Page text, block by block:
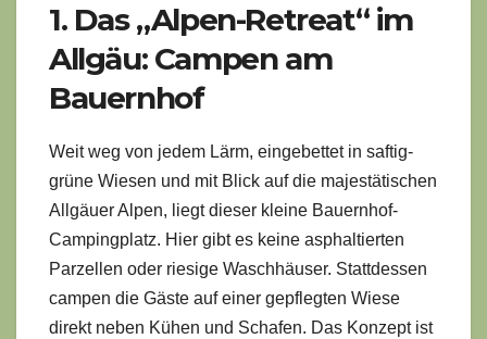
1. Das „Alpen-Retreat“ im
Allgäu: Campen am
Bauernhof
Weit weg von jedem Lärm, eingebettet in saftig-
grüne Wiesen und mit Blick auf die majestätischen
Allgäuer Alpen, liegt dieser kleine Bauernhof-
Campingplatz. Hier gibt es keine asphaltierten
Parzellen oder riesige Waschhäuser. Stattdessen
campen die Gäste auf einer gepflegten Wiese
direkt neben Kühen und Schafen. Das Konzept ist